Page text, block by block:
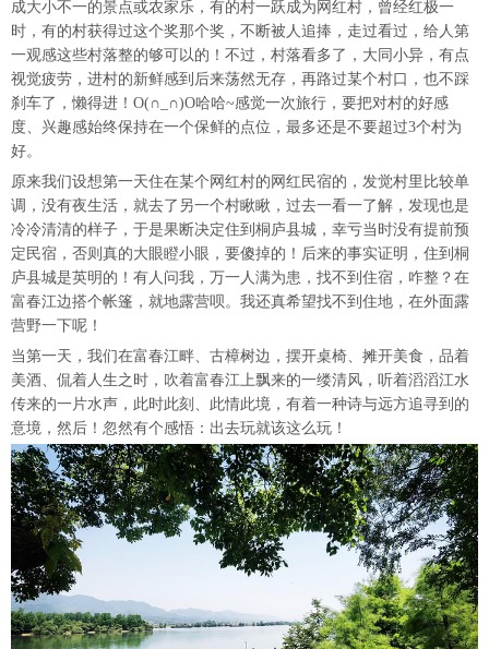
成大小不一的景点或农家乐，有的村一跃成为网红村，曾经红极一
时，有的村获得过这个奖那个奖，不断被人追捧，走过看过，给人第
一观感这些村落整的够可以的！不过，村落看多了，大同小异，有点
视觉疲劳，进村的新鲜感到后来荡然无存，再路过某个村口，也不踩
刹车了，懒得进！O(∩_∩)O哈哈~感觉一次旅行，要把对村的好感
度、兴趣感始终保持在一个保鲜的点位，最多还是不要超过3个村为
好。
原来我们设想第一天住在某个网红村的网红民宿的，发觉村里比较单
调，没有夜生活，就去了另一个村瞅瞅，过去一看一了解，发现也是
冷冷清清的样子，于是果断决定住到桐庐县城，幸亏当时没有提前预
定民宿，否则真的大眼瞪小眼，要傻掉的！后来的事实证明，住到桐
庐县城是英明的！有人问我，万一人满为患，找不到住宿，咋整？在
富春江边搭个帐篷，就地露营呗。我还真希望找不到住地，在外面露
营野一下呢！
当第一天，我们在富春江畔、古樟树边，摆开桌椅、摊开美食，品着
美酒、侃着人生之时，吹着富春江上飘来的一缕清风，听着滔滔江水
传来的一片水声，此时此刻、此情此境，有着一种诗与远方追寻到的
意境，然后！忽然有个感悟：出去玩就该这么玩！